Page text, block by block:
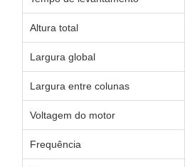
Altura total
Largura global
Largura entre colunas
Voltagem do motor
Frequência